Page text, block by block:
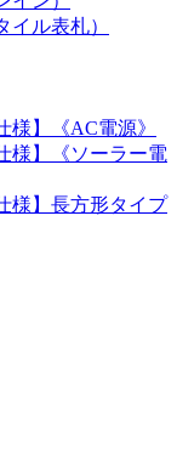
イル表札）
様】《AC電源》
様】《ソーラー電
様】長方形タイプ